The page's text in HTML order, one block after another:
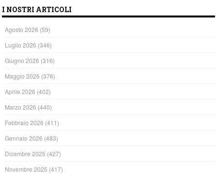
I NOSTRI ARTICOLI
Agosto 2026 (59)
Luglio 2026 (346)
Giugno 2026 (316)
Maggio 2026 (376)
Aprile 2026 (402)
Marzo 2026 (440)
Febbraio 2026 (411)
Gennaio 2026 (483)
Dicembre 2025 (427)
Novembre 2025 (417)